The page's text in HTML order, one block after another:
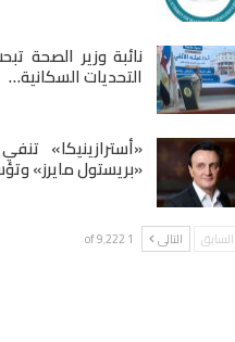
نائبة وزير الصحة
التحديات السكانية…
«أسترازينيكا»
«بريستول مايرز»
السابق التالى 1 of 9٬222